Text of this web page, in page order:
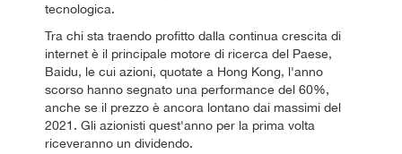
tecnologica.
Tra chi sta traendo profitto dalla continua crescita di
internet è il principale motore di ricerca del Paese,
Baidu, le cui azioni, quotate a Hong Kong, l'anno
scorso hanno segnato una performance del 60%,
anche se il prezzo è ancora lontano dai massimi del
2021. Gli azionisti quest'anno per la prima volta
riceveranno un dividendo.